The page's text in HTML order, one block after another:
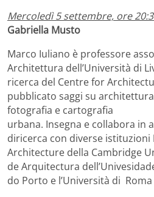
Mercoledì 5 settembre, ore
Gabriella Musto
Marco Iuliano è professore
Architettura dell’Università di
ricerca del Centre for
pubblicato saggi su
fotografia e cartografia
urbana. Insegna e collabora in
diricerca con diverse
Architecture della Cambridge
de Arquitectura
do Porto e l’Università di Roma